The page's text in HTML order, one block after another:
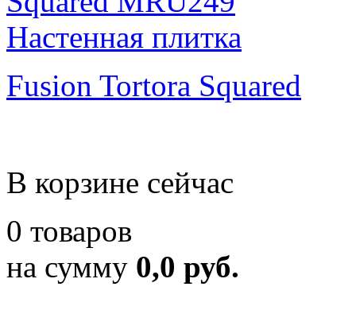
Fusion Tortora Squared
В корзине сейчас
0 товаров
на сумму 0,0 руб.